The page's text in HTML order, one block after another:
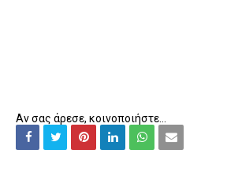
Αν σας άρεσε, κοινοποιήστε...